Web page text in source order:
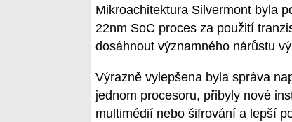
Mikroachitektura Silvermont byla
22nm SoC proces za použití
dosáhnout významného nárůstu
Výrazně vylepšena byla správa
jednom procesoru, přibyly nové
multimédií nebo šifrování a lepší